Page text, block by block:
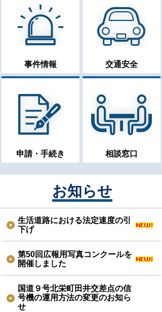
事件情報 交通安全
申請・手続き 相談窓口
お知らせ
生活道路における法定速度の引
下げ
第50回広報用写真コンクールを
開催しました
国道９号北栄町田井交差点の信
号機の運用方法の変更のお知ら
せ